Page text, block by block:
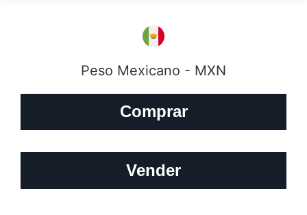
Peso Mexicano - MXN
Comprar
Vender